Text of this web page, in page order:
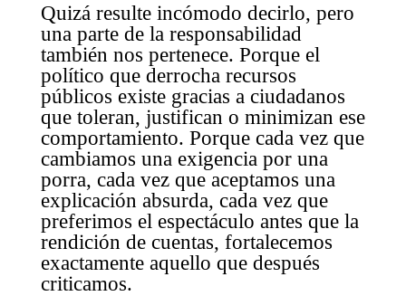
Quizá resulte incómodo decirlo, pero
una parte de la responsabilidad
también nos pertenece. Porque el
político que derrocha recursos
públicos existe gracias a ciudadanos
que toleran, justifican o minimizan ese
comportamiento. Porque cada vez que
cambiamos una exigencia por una
porra, cada vez que aceptamos una
explicación absurda, cada vez que
preferimos el espectáculo antes que la
rendición de cuentas, fortalecemos
exactamente aquello que después
criticamos.